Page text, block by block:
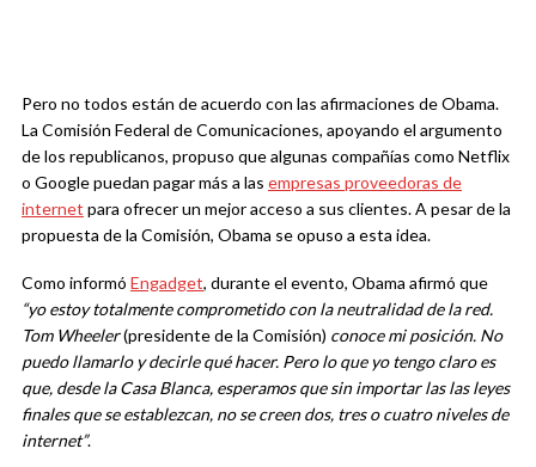
Pero no todos están de acuerdo con las afirmaciones de Obama.
La Comisión Federal de Comunicaciones, apoyando el argumento
de los republicanos, propuso que algunas compañías como Netflix
o Google puedan pagar más a las empresas proveedoras de
internet para ofrecer un mejor acceso a sus clientes. A pesar de la
propuesta de la Comisión, Obama se opuso a esta idea.
Como informó Engadget, durante el evento, Obama afirmó que
“yo estoy totalmente comprometido con la neutralidad de la red.
Tom Wheeler(presidente de la Comisión) conoce mi posición. No
puedo llamarlo y decirle qué hacer. Pero lo que yo tengo claro es
que, desde la Casa Blanca, esperamos que sin importar las las leyes
finales que se establezcan, no se creen dos, tres o cuatro niveles de
internet”.